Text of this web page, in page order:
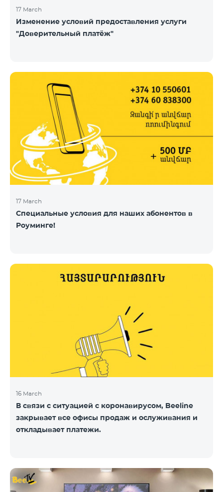
17 March
Изменение условий предоставления услуги
"Доверительный платёж"
17 March
Специальные условия для наших абонентов в
Роуминге!
16 March
В связи с ситуацией с коронавирусом, Beeline
закрывает все офисы продаж и ослуживания и
откладывает платежи.